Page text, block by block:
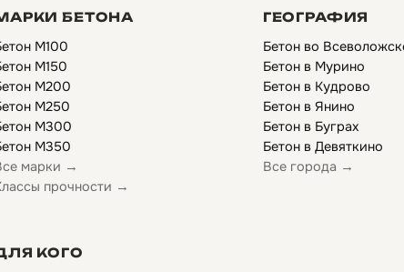
БЕТОНА
М100
М150
М200
М250
М300
М350
марки →
прочности →
ГЕОГРАФИЯ
Бетон во
Бетон в Мурино
Бетон в Кудрово
Бетон в Янино
Бетон в Буграх
Бетон в Девяткино
Все города →
КОГО